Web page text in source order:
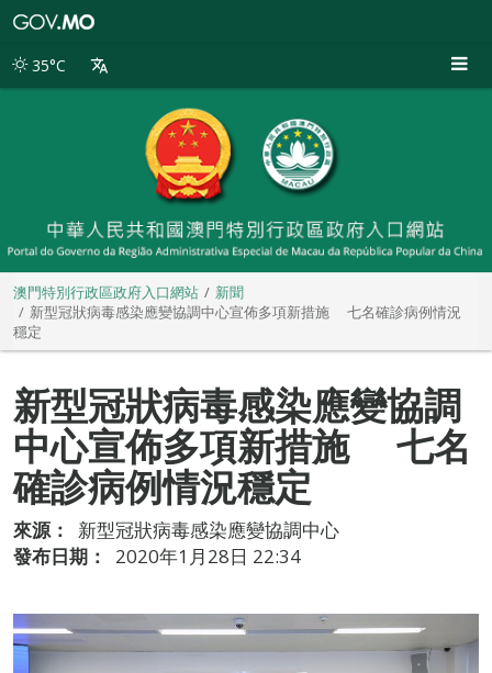
別
35°C
澳門特別行政區政府入口網站
新聞
新型冠狀病毒感染應變協調中心宣佈多項新措施 七名確診病例情況
穩定
新型冠狀病毒感染應變協調
中心宣佈多項新措施 七名
確診病例情況穩定
來源：
新型冠狀病毒感染應變協調中心
發布日期：
2020年1月28日 22:34